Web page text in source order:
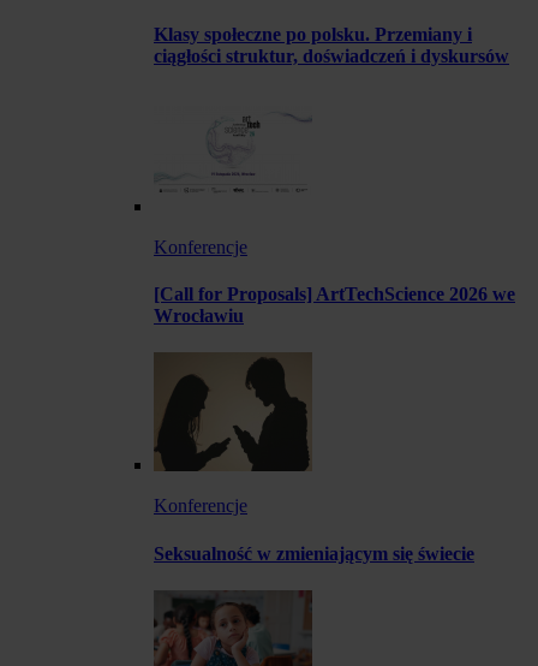
Klasy społeczne po polsku. Przemiany i
ciągłości struktur, doświadczeń i dyskursów
Konferencje
[Call for Proposals] ArtTechScience 2026 we
Wrocławiu
Konferencje
Seksualność w zmieniającym się świecie